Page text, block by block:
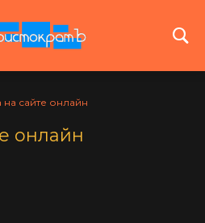
на сайте онлайн
онлайн